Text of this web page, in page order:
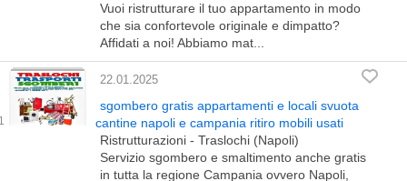
Vuoi ristrutturare il tuo appartamento in modo
che sia confortevole originale e dimpatto?
Affidati a noi! Abbiamo mat...
22.01.2025
sgombero gratis appartamenti e locali svuota
cantine napoli e campania ritiro mobili usati
Ristrutturazioni - Traslochi (Napoli)
Servizio sgombero e smaltimento anche gratis
in tutta la regione Campania ovvero Napoli,